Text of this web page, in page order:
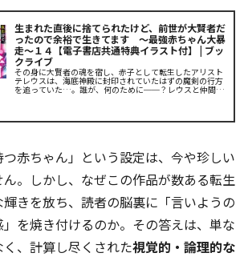
生まれた直後に捨てられたけど、前世が大賢者だ
ったので余裕で生きてます ～最強赤ちゃん大暴
走～１４【電子書店共通特典イラスト付】 | ブッ
クライブ
その身に大賢者の魂を宿し、赤子として転生したアリスト
テレウスは、海底神殿に封印されていたはずの魔剣の行方
を追っていた…。誰が、何のために──？レウスと仲間た
ちは、封印を破った“黒幕”を突き止めるために、魔導飛空
つ赤ちゃん」という設定は、今や珍しい
。しかし、なぜこの作品が数ある転生
きを放ち、読者の脳裏に「言いようの
を焼き付けるのか。その答えは、単な
、計算し尽くされた視覚的・論理的な